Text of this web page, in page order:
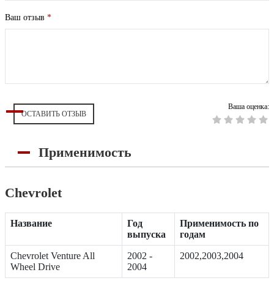
Ваш отзыв *
ОСТАВИТЬ ОТЗЫВ
Ваша оценка:
Применимость
Chevrolet
Название
Год
выпуска
Применимость по
годам
Chevrolet Venture All
Wheel Drive
2002 -
2004
2002,2003,2004